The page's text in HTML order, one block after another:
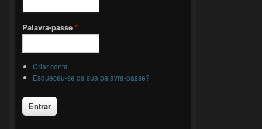
Palavra-passe *
Criar conta
Esqueceu-se da sua palavra-passe?